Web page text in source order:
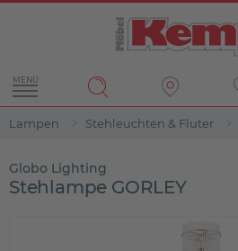
MENÜ
Lampen Stehleuchten & Fluter
Globo Lighting
Stehlampe GORLEY